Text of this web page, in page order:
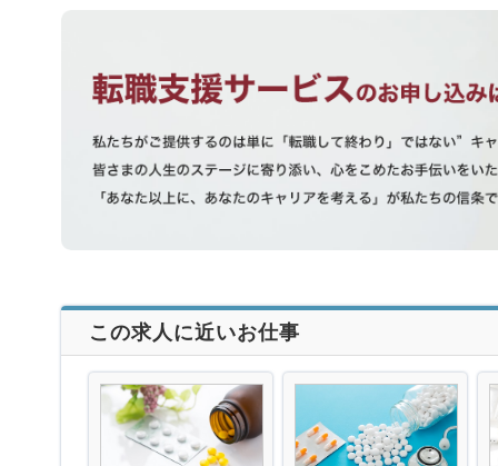
この求人に近いお仕事